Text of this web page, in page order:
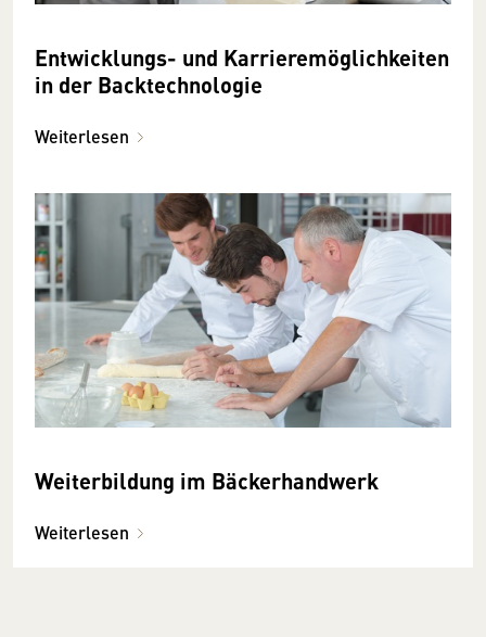
Entwicklungs- und Karrieremöglichkeiten
in der Backtechnologie
Weiterlesen
Weiterbildung im Bäckerhandwerk
Weiterlesen